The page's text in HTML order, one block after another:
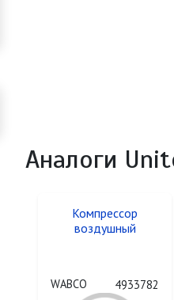
Аналоги
Компрессор
воздушный
WABCO 4933782